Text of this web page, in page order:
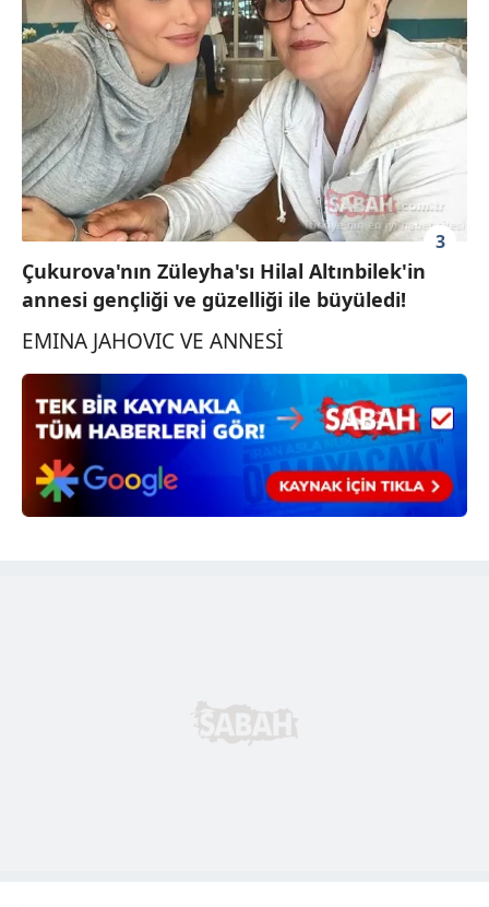
3
Çukurova'nın Züleyha'sı Hilal Altınbilek'in
annesi gençliği ve güzelliği ile büyüledi!
EMINA JAHOVIC VE ANNESİ